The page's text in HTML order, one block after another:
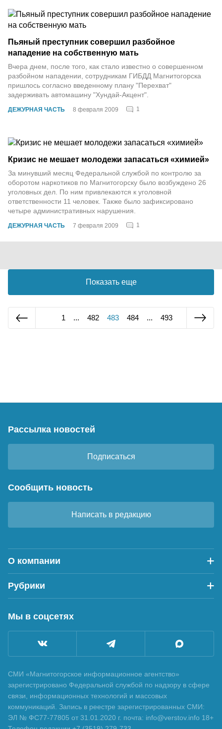
ДЕЖУРНАЯ ЧАСТЬ 8 февраля 2009 1
Пьяный преступник совершил разбойное
нападение на собственную мать
Вчера днем, после того, как стало известно о совершенном
разбойном нападении, сотрудникам ГИБДД Магнитогорска
пришлось согласно введенному плану "Перехват"
задерживать автомашину "Хундай-Акцент".
ДЕЖУРНАЯ ЧАСТЬ 7 февраля 2009 1
Кризис не мешает молодежи запасаться «химией»
За минувший месяц Федеральной службой по контролю за
оборотом наркотиков по Магнитогорску было возбуждено 26
уголовных дел. По ним привлекаются к уголовной
ответственности 11 человек. Также было зафиксировано
четыре административных нарушения.
Показать еще
1 ... 482 483 484 ... 493
Рассылка новостей
Подписаться
Сообщить новость
Написать в редакцию
О компании
Рубрики
Мы в соцсетях
СМИ «Магнитогорское информационное агентство»
зарегистрировано Федеральной службой по надзору в сфере
связи, информационных технологий и массовых
коммуникаций. Запись в реестре зарегистрированных СМИ:
ЭЛ № ФС77-77805 от 31.01.2020 г. почта: info@verstov.info 18+